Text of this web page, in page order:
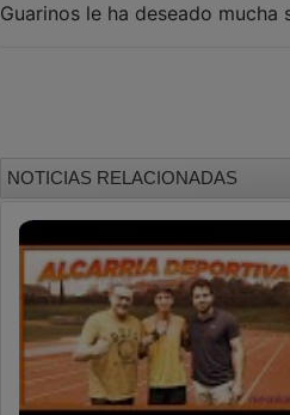
Guarinos le ha deseado
NOTICIAS RELACIONADAS